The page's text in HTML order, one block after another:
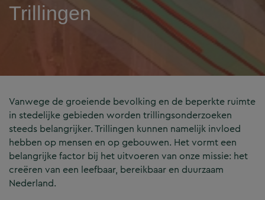
Trillingen
Vanwege de groeiende bevolking en de beperkte ruimte
in stedelijke gebieden worden trillingsonderzoeken
steeds belangrijker. Trillingen kunnen namelijk invloed
hebben op mensen en op gebouwen. Het vormt een
belangrijke factor bij het uitvoeren van onze missie: het
creëren van een leefbaar, bereikbaar en duurzaam
Nederland.